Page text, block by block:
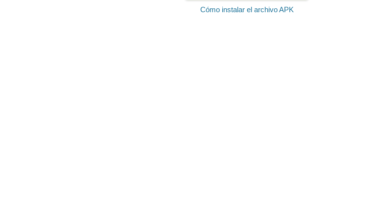
Cómo instalar el archivo APK